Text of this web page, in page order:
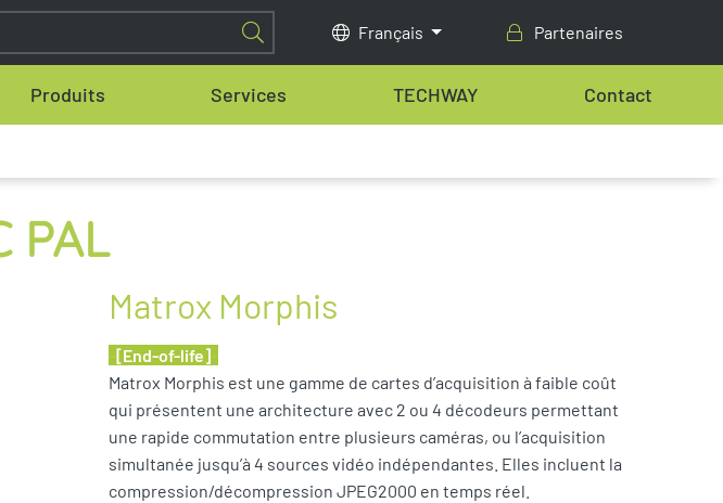
Français Partenaires
Produits Services TECHWAY Contact
PAL
Matrox Morphis
[End-of-life]
Matrox Morphis est une gamme de cartes d’acquisition à faible coût
qui présentent une architecture avec 2 ou 4 décodeurs permettant
une rapide commutation entre plusieurs caméras, ou l’acquisition
simultanée jusqu’à 4 sources vidéo indépendantes. Elles incluent la
compression/décompression JPEG2000 en temps réel.